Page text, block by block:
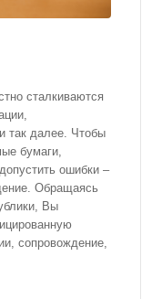
сталкиваются
так далее. Чтобы
бумаги,
ошибки –
Обращаясь
Вы
сопровождение,